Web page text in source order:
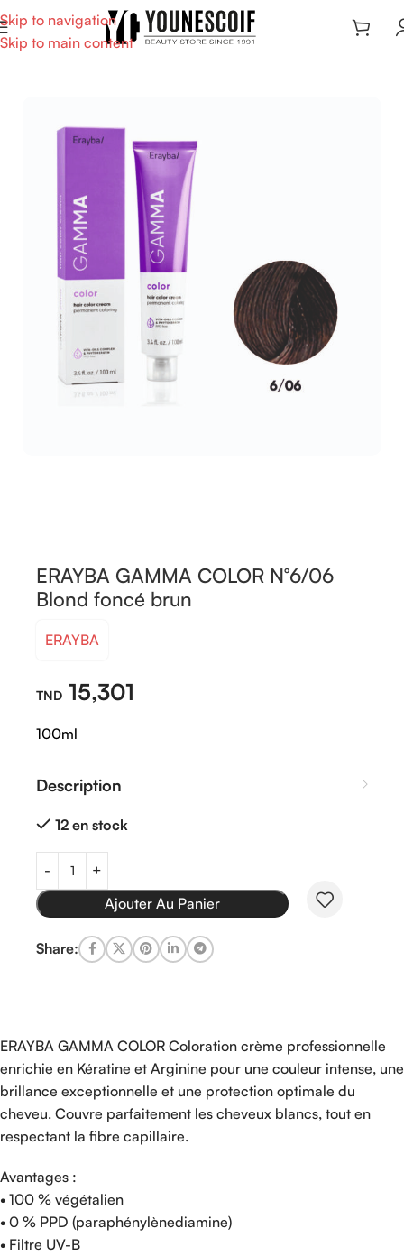
Skip to navigation
Skip to main content
ERAYBA GAMMA COLOR N°6/06
Blond foncé brun
ERAYBA
15,301
100ml
Description
12 en stock
Ajouter Au Panier
Share:
ERAYBA GAMMA COLOR Coloration crème professionnelle
enrichie en Kératine et Arginine pour une couleur intense, une
brillance exceptionnelle et une protection optimale du
cheveu. Couvre parfaitement les cheveux blancs, tout en
respectant la fibre capillaire.
Avantages :
• 100 % végétalien
• 0 % PPD (paraphénylènediamine)
• Filtre UV-B